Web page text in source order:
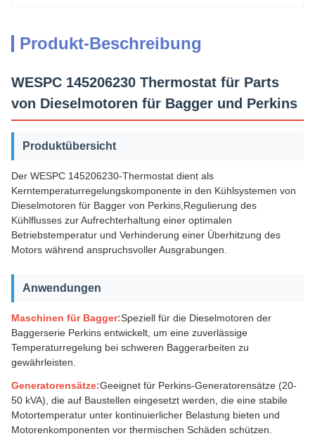
Produkt-Beschreibung
WESPC 145206230 Thermostat für Parts
von Dieselmotoren für Bagger und Perkins
Produktübersicht
Der WESPC 145206230-Thermostat dient als
Kerntemperaturregelungskomponente in den Kühlsystemen von
Dieselmotoren für Bagger von Perkins,Regulierung des
Kühlflusses zur Aufrechterhaltung einer optimalen
Betriebstemperatur und Verhinderung einer Überhitzung des
Motors während anspruchsvoller Ausgrabungen.
Anwendungen
Maschinen für Bagger:Speziell für die Dieselmotoren der
Baggerserie Perkins entwickelt, um eine zuverlässige
Temperaturregelung bei schweren Baggerarbeiten zu
gewährleisten.
Generatorensätze:Geeignet für Perkins-Generatorensätze (20-
50 kVA), die auf Baustellen eingesetzt werden, die eine stabile
Motortemperatur unter kontinuierlicher Belastung bieten und
Motorenkomponenten vor thermischen Schäden schützen.